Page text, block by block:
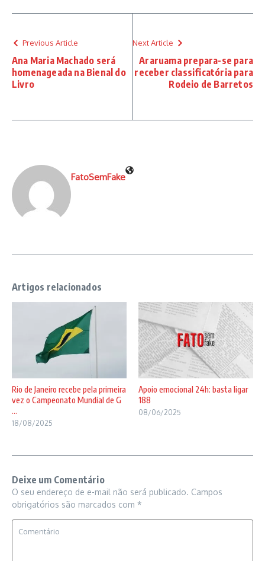
Previous Article
Ana Maria Machado será
homenageada na Bienal do
Livro
Next Article
Araruama prepara-se para
receber classificatória para
Rodeio de Barretos
FatoSemFake
Artigos relacionados
Rio de Janeiro recebe pela primeira
vez o Campeonato Mundial de G
...
18/08/2025
Apoio emocional 24h: basta ligar
188
08/06/2025
Deixe um Comentário
O seu endereço de e-mail não será publicado. Campos
obrigatórios são marcados com *